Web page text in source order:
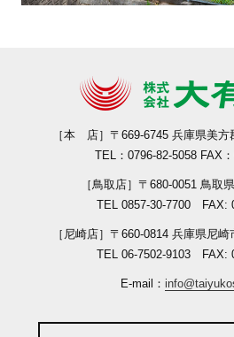
［本 店］ 〒669-6745 兵庫県美
TEL：0796-82-5058 FAX
［鳥取店］ 〒680-0051 鳥取
TEL 0857-30-7700 FAX:
［尼崎店］ 〒660-0814 兵庫県尼
TEL 06-7502-9103 FAX:
E-mail：